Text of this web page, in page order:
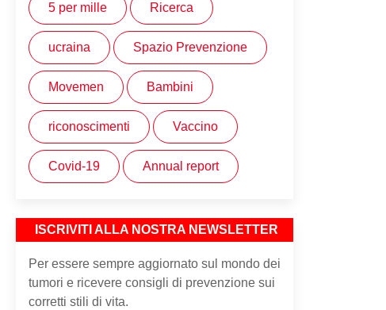
5 per mille Ricerca
ucraina Spazio Prevenzione
Movemen Bambini
riconoscimenti Vaccino
Covid-19 Annual report
ISCRIVITI ALLA NOSTRA NEWSLETTER
Per essere sempre aggiornato sul mondo dei
tumori e ricevere consigli di prevenzione sui
corretti stili di vita.